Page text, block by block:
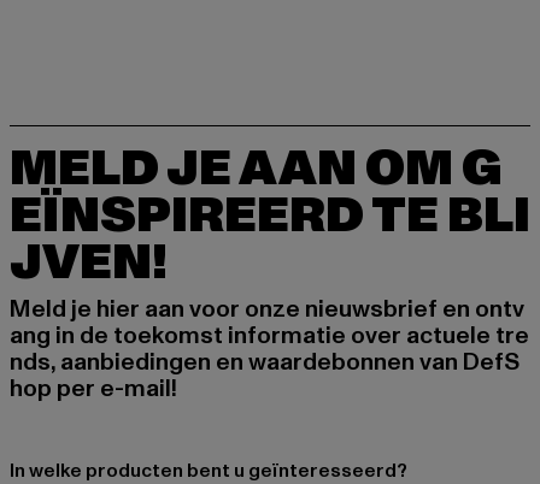
MELD JE AAN OM G
EÏNSPIREERD TE BLI
JVEN!
Meld je hier aan voor onze nieuwsbrief en ontv
ang in de toekomst informatie over actuele tre
nds, aanbiedingen en waardebonnen van DefS
hop per e-mail!
In welke producten bent u geïnteresseerd?